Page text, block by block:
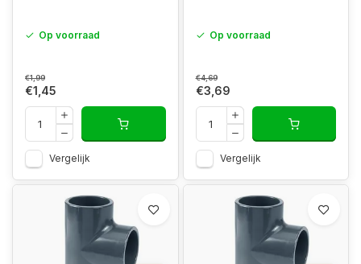
Op voorraad
€1,99
€1,45
Vergelijk
Op voorraad
€4,69
€3,69
Vergelijk